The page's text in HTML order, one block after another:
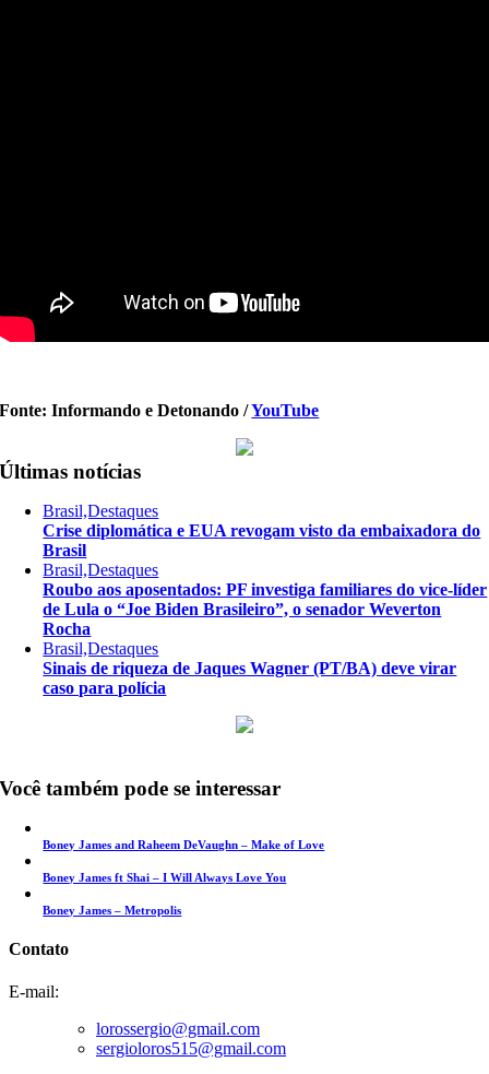
Fonte: Informando e Detonando /YouTube
Últimas notícias
Brasil,Destaques
Crise diplomática e EUA revogam visto da embaixadora do
Brasil
Brasil,Destaques
Roubo aos aposentados: PF investiga familiares do vice-líder
de Lula o “Joe Biden Brasileiro”, o senador Weverton
Rocha
Brasil,Destaques
Sinais de riqueza de Jaques Wagner (PT/BA) deve virar
caso para polícia
Você também pode se interessar
Boney James and Raheem DeVaughn – Make of Love
Boney James ft Shai – I Will Always Love You
Boney James – Metropolis
Contato
E-mail:
lorossergio@gmail.com
sergioloros515@gmail.com